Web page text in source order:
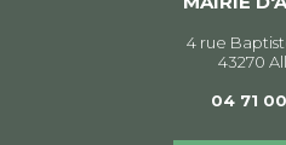
4 rue
43270
04 71 00